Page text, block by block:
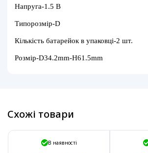
Напруга-1.5 В
Типорозмір-D
Кількість батарейок в упаковці-2 шт.
Розмір-D34.2mm-H61.5mm
Схожі товари
В наявності